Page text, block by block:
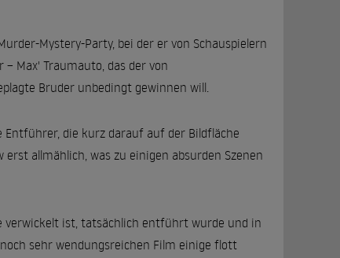
Mystery-Party, bei der er von Schauspielern
Max' Traumauto, das der von
Bruder unbedingt gewinnen will.
Entführer, die kurz darauf auf der Bildfläche
allmählich, was zu einigen absurden Szenen
verwickelt ist, tatsächlich entführt wurde und in
sehr wendungsreichen Film einige flott